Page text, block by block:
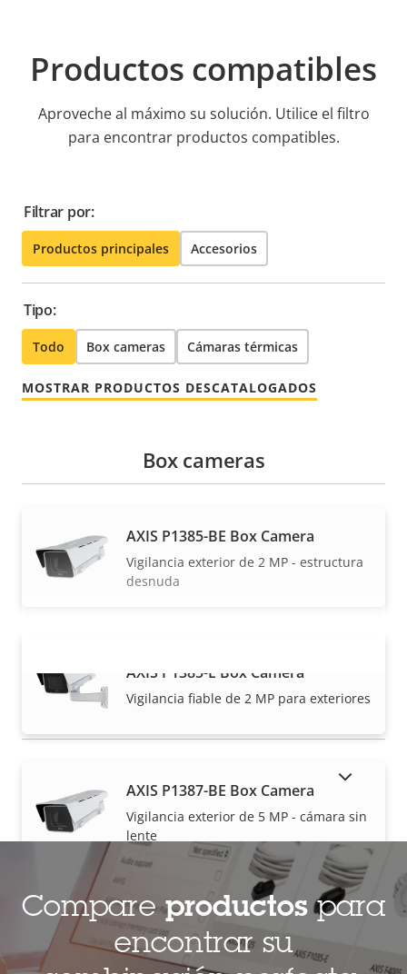
Productos compatibles
Aproveche al máximo su solución. Utilice el filtro
para encontrar productos compatibles.
Filtrar por:
Productos principales Accesorios
Tipo:
Todo Box cameras Cámaras térmicas
MOSTRAR PRODUCTOS DESCATALOGADOS
VISUALIZAR MÁS
Box cameras
AXIS P1385-BE Box Camera
Vigilancia exterior de 2 MP - estructura
desnuda
AXIS P1385-E Box Camera
Vigilancia fiable de 2 MP para exteriores
AXIS P1387-BE Box Camera
Vigilancia exterior de 5 MP - cámara sin
lente
AXIS P1387-LE Box Camera
Vigilancia fiable de 5 MP para exteriores
Compareproductospara
encontrar su